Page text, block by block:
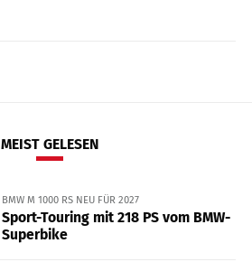
MEIST GELESEN
BMW M 1000 RS NEU FÜR 2027
Sport-Touring mit 218 PS vom BMW-
Superbike